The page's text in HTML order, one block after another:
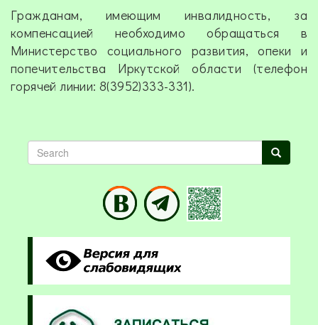
Гражданам, имеющим инвалидность, за
компенсацией необходимо обращаться в
Министерство социального развития, опеки и
попечительства Иркутской области (телефон
горячей линии: 8(3952)333-331).
Search Search